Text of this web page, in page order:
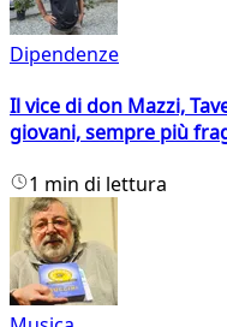
Dipendenze
Il vice di don Mazzi,
giovani, sempre più
1 min di lettura